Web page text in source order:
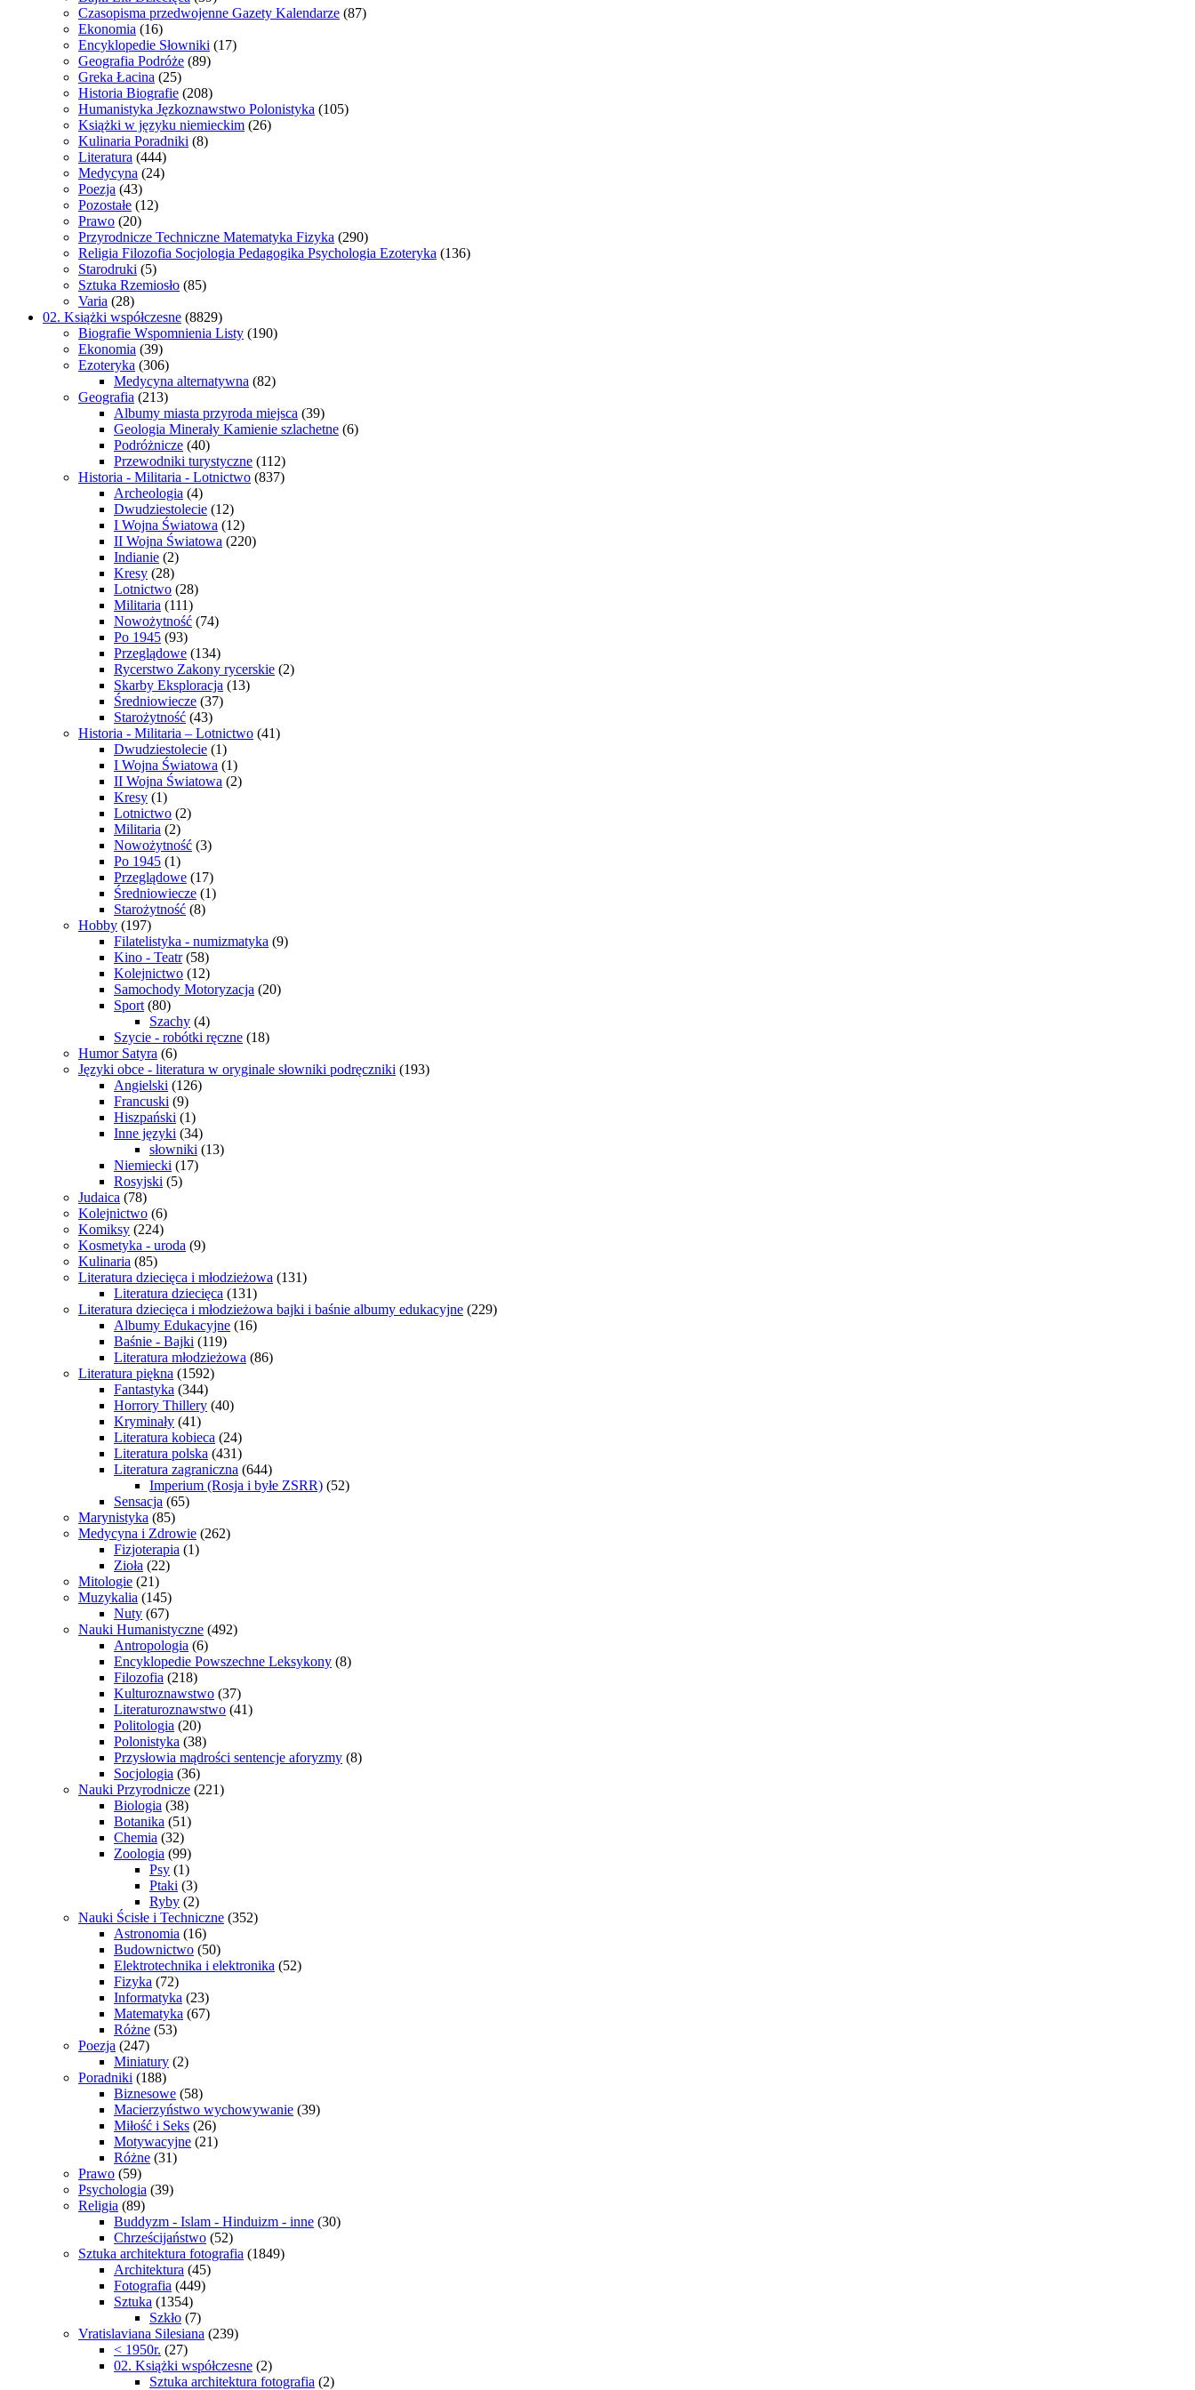
Czasopisma przedwojenne Gazety Kalendarze (87)
Ekonomia (16)
Encyklopedie Słowniki (17)
Geografia Podróże (89)
Greka Łacina (25)
Historia Biografie (208)
Humanistyka Jęzkoznawstwo Polonistyka (105)
Książki w języku niemieckim (26)
Kulinaria Poradniki (8)
Literatura (444)
Medycyna (24)
Poezja (43)
Pozostałe (12)
Prawo (20)
Przyrodnicze Techniczne Matematyka Fizyka (290)
Religia Filozofia Socjologia Pedagogika Psychologia Ezoteryka (136)
Starodruki (5)
Sztuka Rzemiosło (85)
Varia (28)
02. Książki współczesne (8829)
Biografie Wspomnienia Listy (190)
Ekonomia (39)
Ezoteryka (306)
Medycyna alternatywna (82)
Geografia (213)
Albumy miasta przyroda miejsca (39)
Geologia Minerały Kamienie szlachetne (6)
Podróżnicze (40)
Przewodniki turystyczne (112)
Historia - Militaria - Lotnictwo (837)
Archeologia (4)
Dwudziestolecie (12)
I Wojna Światowa (12)
II Wojna Światowa (220)
Indianie (2)
Kresy (28)
Lotnictwo (28)
Militaria (111)
Nowożytność (74)
Po 1945 (93)
Przeglądowe (134)
Rycerstwo Zakony rycerskie (2)
Skarby Eksploracja (13)
Średniowiecze (37)
Starożytność (43)
Historia - Militaria – Lotnictwo (41)
Dwudziestolecie (1)
I Wojna Światowa (1)
II Wojna Światowa (2)
Kresy (1)
Lotnictwo (2)
Militaria (2)
Nowożytność (3)
Po 1945 (1)
Przeglądowe (17)
Średniowiecze (1)
Starożytność (8)
Hobby (197)
Filatelistyka - numizmatyka (9)
Kino - Teatr (58)
Kolejnictwo (12)
Samochody Motoryzacja (20)
Sport (80)
Szachy (4)
Szycie - robótki ręczne (18)
Humor Satyra (6)
Języki obce - literatura w oryginale słowniki podręczniki (193)
Angielski (126)
Francuski (9)
Hiszpański (1)
Inne języki (34)
słowniki (13)
Niemiecki (17)
Rosyjski (5)
Judaica (78)
Kolejnictwo (6)
Komiksy (224)
Kosmetyka - uroda (9)
Kulinaria (85)
Literatura dziecięca i młodzieżowa (131)
Literatura dziecięca (131)
Literatura dziecięca i młodzieżowa bajki i baśnie albumy edukacyjne (229)
Albumy Edukacyjne (16)
Baśnie - Bajki (119)
Literatura młodzieżowa (86)
Literatura piękna (1592)
Fantastyka (344)
Horrory Thillery (40)
Kryminały (41)
Literatura kobieca (24)
Literatura polska (431)
Literatura zagraniczna (644)
Imperium (Rosja i byłe ZSRR) (52)
Sensacja (65)
Marynistyka (85)
Medycyna i Zdrowie (262)
Fizjoterapia (1)
Zioła (22)
Mitologie (21)
Muzykalia (145)
Nuty (67)
Nauki Humanistyczne (492)
Antropologia (6)
Encyklopedie Powszechne Leksykony (8)
Filozofia (218)
Kulturoznawstwo (37)
Literaturoznawstwo (41)
Politologia (20)
Polonistyka (38)
Przysłowia mądrości sentencje aforyzmy (8)
Socjologia (36)
Nauki Przyrodnicze (221)
Biologia (38)
Botanika (51)
Chemia (32)
Zoologia (99)
Psy (1)
Ptaki (3)
Ryby (2)
Nauki Ścisłe i Techniczne (352)
Astronomia (16)
Budownictwo (50)
Elektrotechnika i elektronika (52)
Fizyka (72)
Informatyka (23)
Matematyka (67)
Różne (53)
Poezja (247)
Miniatury (2)
Poradniki (188)
Biznesowe (58)
Macierzyństwo wychowywanie (39)
Miłość i Seks (26)
Motywacyjne (21)
Różne (31)
Prawo (59)
Psychologia (39)
Religia (89)
Buddyzm - Islam - Hinduizm - inne (30)
Chrześcijaństwo (52)
Sztuka architektura fotografia (1849)
Architektura (45)
Fotografia (449)
Sztuka (1354)
Szkło (7)
Vratislaviana Silesiana (239)
< 1950r. (27)
02. Książki współczesne (2)
Sztuka architektura fotografia (2)